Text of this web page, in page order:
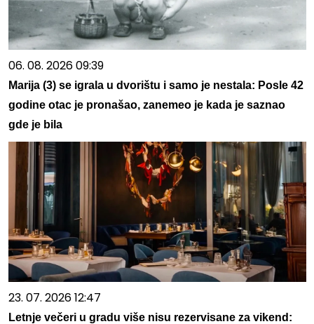
06. 08. 2026 09:39
Marija (3) se igrala u dvorištu i samo je nestala: Posle 42
godine otac je pronašao, zanemeo je kada je saznao
gde je bila
23. 07. 2026 12:47
Letnje večeri u gradu više nisu rezervisane za vikend: